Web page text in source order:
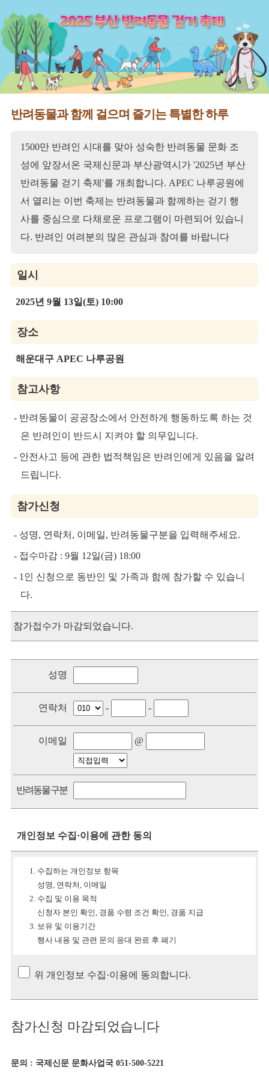
반려동물과 함께 걸으며 즐기는 특별한 하루
1500만 반려인 시대를 맞아 성숙한 반려동물 문화 조
성에 앞장서온 국제신문과 부산광역시가 '2025년 부산
반려동물 걷기 축제'를 개최합니다. APEC 나루공원에
서 열리는 이번 축제는 반려동물과 함께하는 걷기 행
사를 중심으로 다채로운 프로그램이 마련되어 있습니
다. 반려인 여려분의 많은 관심과 참여를 바랍니다
일시
2025년 9월 13일(토) 10:00
장소
해운대구 APEC 나루공원
참고사항
- 반려동물이 공공장소에서 안전하게 행동하도록 하는 것
은 반려인이 반드시 지켜야 할 의무입니다.
- 안전사고 등에 관한 법적책임은 반려인에게 있음을 알려
드립니다.
참가신청
- 성명, 연락처, 이메일, 반려동물구분을 입력해주세요.
- 접수마감 : 9월 12일(금) 18:00
- 1인 신청으로 동반인 및 가족과 함께 참가할 수 있습니
다.
참가접수가 마감되었습니다.
성명
연락처 - -
이메일 @
반려동물구분
개인정보 수집·이용에 관한 동의
수집하는 개인정보 항목
성명, 연락처, 이메일
수집 및 이용 목적
신청자 본인 확인, 경품 수령 조건 확인, 경품 지급
보유 및 이용기간
행사 내용 및 관련 문의 응대 완료 후 폐기
위 개인정보 수집·이용에 동의합니다.
참가신청 마감되었습니다
문의 : 국제신문 문화사업국 051-500-5221